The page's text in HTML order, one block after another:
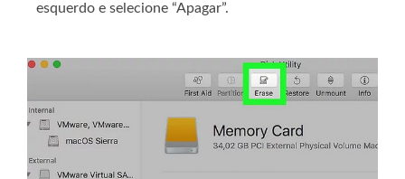
esquerdo e selecione “Apagar”.